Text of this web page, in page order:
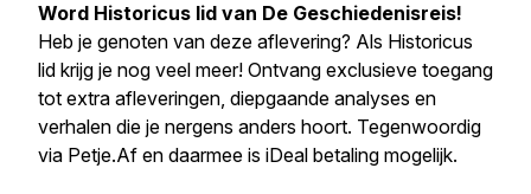
Word Historicus lid van De Geschiedenisreis!
Heb je genoten van deze aflevering? Als Historicus
lid krijg je nog veel meer! Ontvang exclusieve toegang
tot extra afleveringen, diepgaande analyses en
verhalen die je nergens anders hoort. Tegenwoordig
via Petje.Af en daarmee is iDeal betaling mogelijk.